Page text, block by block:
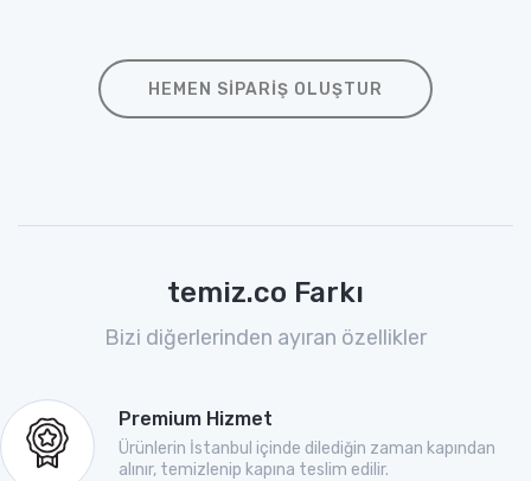
HEMEN SIPARIŞ OLUŞTUR
temiz.co Farkı
Bizi diğerlerinden ayıran özellikler
Premium Hizmet
Ürünlerin İstanbul içinde dilediğin zaman kapından
alınır, temizlenip kapına teslim edilir.